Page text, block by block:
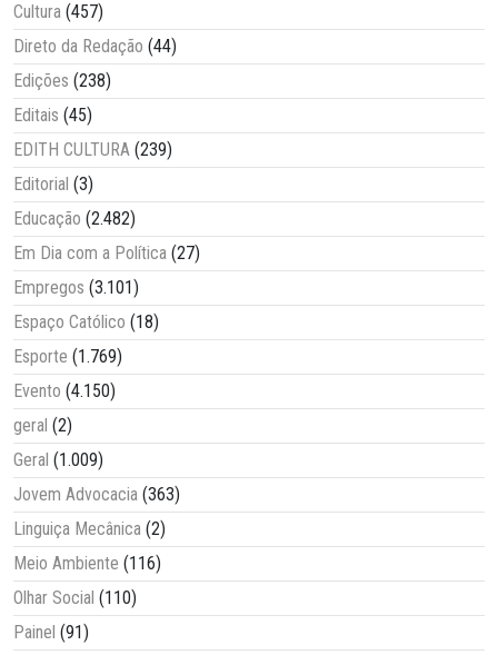
Cultura (457)
Direto da Redação (44)
Edições (238)
Editais (45)
EDITH CULTURA (239)
Editorial (3)
Educação (2.482)
Em Dia com a Política (27)
Empregos (3.101)
Espaço Católico (18)
Esporte (1.769)
Evento (4.150)
geral (2)
Geral (1.009)
Jovem Advocacia (363)
Linguiça Mecânica (2)
Meio Ambiente (116)
Olhar Social (110)
Painel (91)